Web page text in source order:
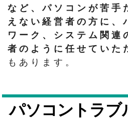
など、パソコンが苦手
えない経営者の方に、
ワーク、システム関連
者のように任せていた
もあります。
パソコントラブ